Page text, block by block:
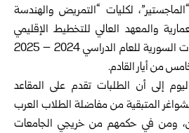
لكليات “التمريض ‏والهندسة
والمعهد العالي للتخطيط ‏الإقليمي
“اختصاص عمارة”، بالجامعات السورية للعام ‏الدراسي 2024 – 2025
من أيار القادم.
إلى أن الطلبات تقدم على المقاعد
‏المتبقية من مفاضلة الطلاب العرب
ومن في ‏حكمهم من خريجي الجامعات